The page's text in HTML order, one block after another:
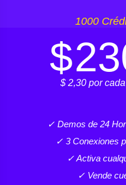
1000
$
$ 2,30 por
✓ Demos de 24
✓ 3 Conexiones
✓ Activa
✓ Vende